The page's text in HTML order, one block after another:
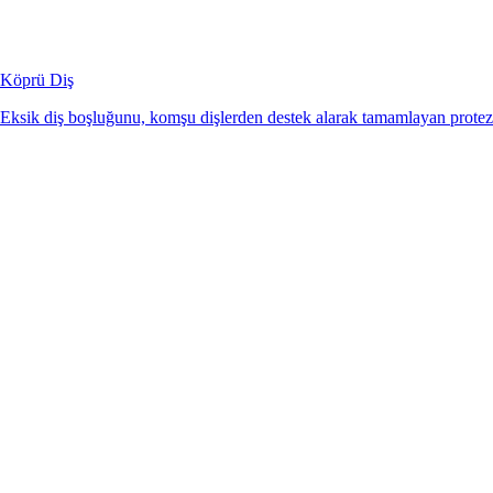
Köprü Diş
Eksik diş boşluğunu, komşu dişlerden destek alarak tamamlayan protez